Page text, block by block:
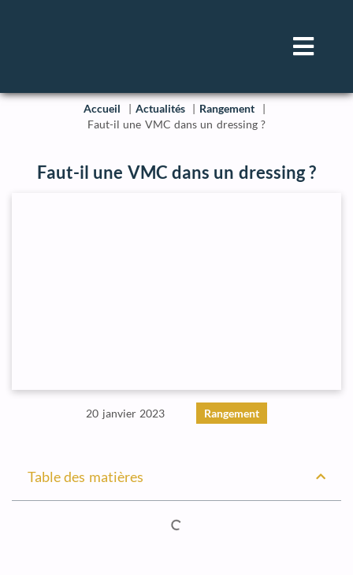
Accueil Actualités
Rangement
Faut-il une VMC dans un dressing ?
Faut-il une VMC dans un dressing ?
20 janvier 2023 Rangement
Table des matières